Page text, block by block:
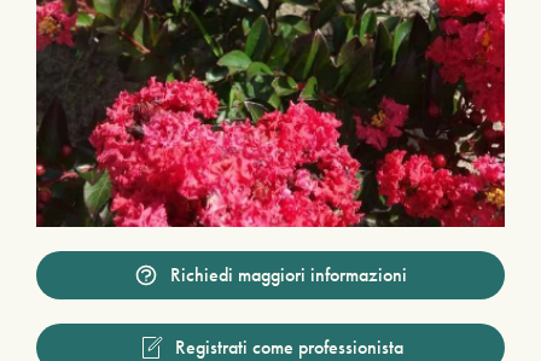
Richiedi maggiori informazioni
Registrati come professionista